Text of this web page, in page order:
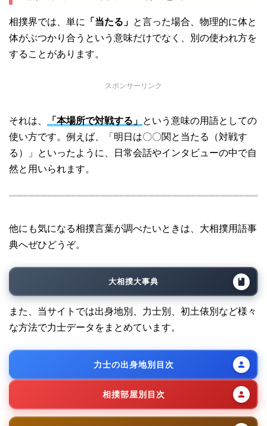
相撲界では、単に 「当たる」 と言った場合、物理的に体と
体がぶつかり合うという意味だけでなく、別の使われ方を
することがあります。
スポンサーリンク
それは、 「本場所で対戦する」 という意味の用語としての
使い方です。例えば、「明日は〇〇関と当たる（対戦す
る）」といったように、日常会話やインタビューの中で自
然と用いられます。
他にも気になる相撲言葉が調べたいときは、大相撲用語事
典へぜひどうぞ。
大相撲大事典
また、当サイトでは出身地別、力士別、初土俵別など様々
な方法で力士データをまとめています。
力士の出身地別目次
相撲部屋別目次